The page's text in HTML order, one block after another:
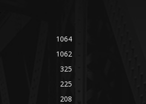
1064
1062
325
225
208